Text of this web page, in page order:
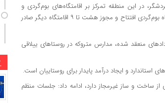
در این منطقه تمرکز بر اقامتگاه‌های بوم‌گردی و
مجتمع‌های گردشگری به جای ویلاسازی صرف است. در هفت ماه گذشته چهار اقامتگاه بوم‌گردی افتتاح و مجوز هشت تا ۹ اقامتگاه دیگر صادر
منعقد شده، مدارس متروکه در روستاهای ییلاقی
و ایجاد درآمد پایدار برای روستاییان است.
از ساخت و ساز غیرمجاز دارد، ادامه داد: جلسات منظم